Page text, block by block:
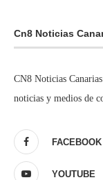
Cn8 Noticias
CN8 Noticias
noticias y medios de
FACEBOOK
YOUTUBE